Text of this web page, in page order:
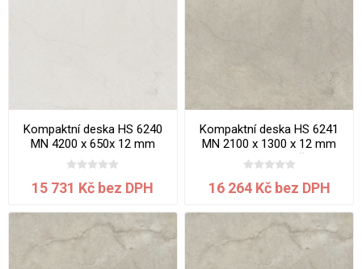
Kompaktní deska HS 6240
MN 4200 x 650x 12 mm
Maldon jádro bílé
15 731 Kč bez DPH
Kompaktní deska HS 6241
MN 2100 x 1300 x 12 mm
Arcosa jádro béžové
16 264 Kč bez DPH